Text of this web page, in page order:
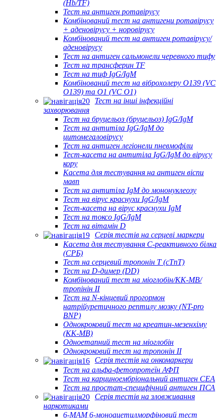
(Hb/TF)
Тест на антиген ротавірусу
Комбінований тест на антигени ротавірусу
+ аденовірусу + норовірусу
Комбінований тест на антиген ротавірусу/
аденовірусу
Тест на антиген сальмонели черевного тифу
Тест на трансферин TF
Тест на тиф IgG/IgM
Комбінований тест на віброхолеру O139 (VC
O139) та O1 (VC O1)
Тест на інші інфекційні
захворювання
Тест на бруцельоз (бруцельоз) IgG/IgM
Тест на антитіла IgG/IgM до
цитомегаловірусу
Тест на антиген легіонели пневмофіли
Тест-касета на антитіла IgG/IgM до вірусу
кору
Касета для тестування на антиген віспи
мавп
Тест на антитіла IgM до мононуклеозу
Тест на вірус краснухи IgG/IgM
Тест-касета на вірус краснухи IgM
Тест на токсо IgG/IgM
Тест на вітамін D
Серія тестів на серцеві маркери
Касета для тестування С-реактивного білка
(СРБ)
Тест на серцевий тропонін Т (cTnT)
Тест на D-димер (DD)
Комбінований тест на міоглобін/КК-МВ/
тропінін II
Тест на N-кінцевий прогормон
натрійуретичного рептилу мозку (NT-pro
BNP)
Однокроковий тест на креатин-мезенхіму
(КК-МВ)
Одноетапний тест на міоглобін
Однокроковий тест на тропонін II
Серія тестів на онкомаркери
Тест на альфа-фетопротеїн АФП
Тест на карциноембріональний антиген CEA
Тест на простат-специфічний антиген ПСА
Серія тестів на зловживання
наркотиками
6-MAM 6-моноацетилморфіновий тест